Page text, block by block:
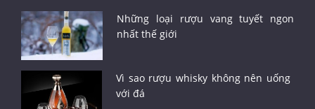
Những loại rượu vang tuyết ngon
nhất thế giới
Vì sao rượu whisky không nên uống
với đá